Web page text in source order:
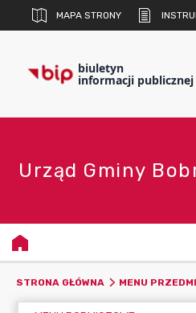
MAPA STRONY
biuletyn
informacji publicznej
Urząd Gminy
STRONA GŁÓWNA MENU